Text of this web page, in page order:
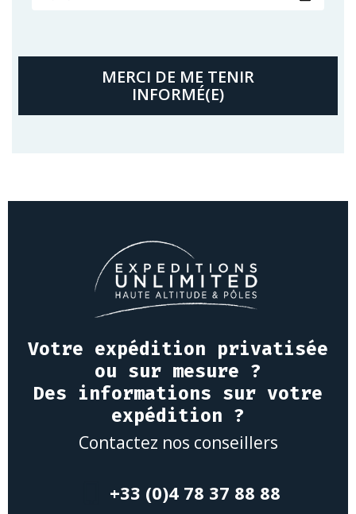
MERCI DE ME TENIR
INFORMÉ(E)
Votre expédition privatisée
ou sur mesure ?
Des informations sur votre
expédition ?
Contactez nos conseillers
+33 (0)4 78 37 88 88